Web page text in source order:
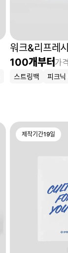
워크&리프레
100개부터 가
스트링백 피크닉
제작기간19일